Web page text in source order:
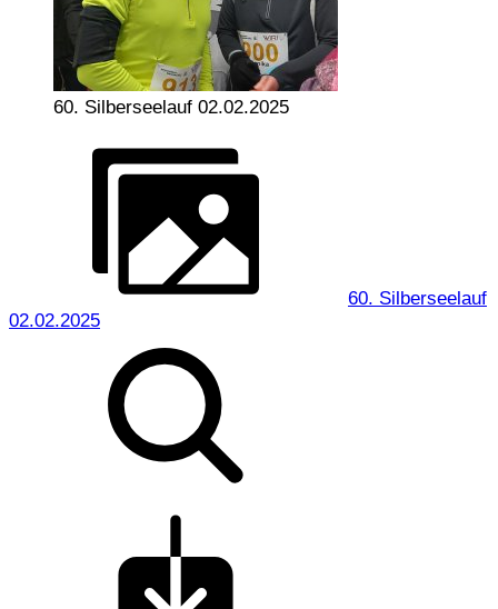
60. Silberseelauf 02.02.2025
60. Silberseelauf
02.02.2025